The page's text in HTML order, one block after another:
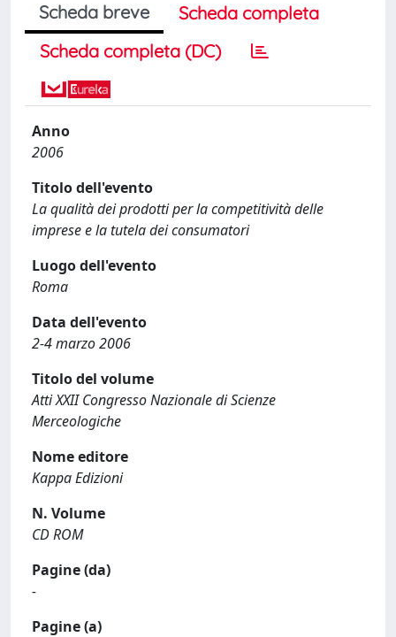
Scheda breve
Scheda completa
Scheda completa (DC)
Anno
2006
Titolo dell'evento
La qualità dei prodotti per la competitività delle
imprese e la tutela dei consumatori
Luogo dell'evento
Roma
Data dell'evento
2-4 marzo 2006
Titolo del volume
Atti XXII Congresso Nazionale di Scienze
Merceologiche
Nome editore
Kappa Edizioni
N. Volume
CD ROM
Pagine (da)
-
Pagine (a)